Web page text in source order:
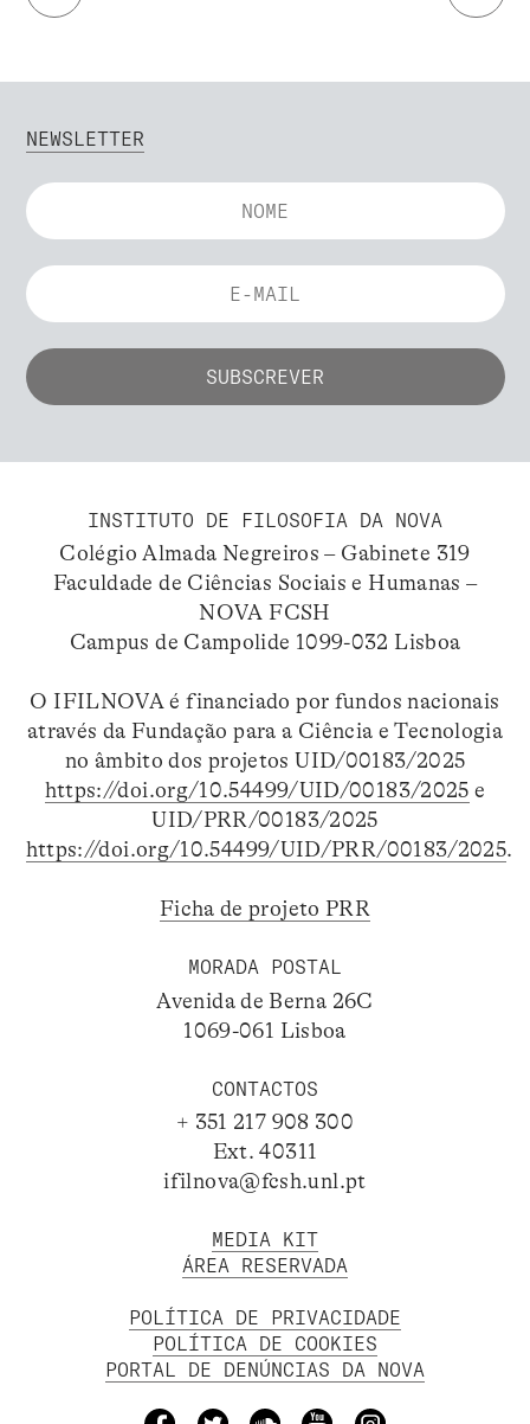
NEWSLETTER
INSTITUTO DE FILOSOFIA DA NOVA
Colégio Almada Negreiros – Gabinete 319
Faculdade de Ciências Sociais e Humanas –
NOVA FCSH
Campus de Campolide 1099-032 Lisboa
O IFILNOVA é financiado por fundos nacionais
através da Fundação para a Ciência e Tecnologia
no âmbito dos projetos UID/00183/2025
https://doi.org/10.54499/UID/00183/2025 e
UID/PRR/00183/2025
https://doi.org/10.54499/UID/PRR/00183/2025.
Ficha de projeto PRR
MORADA POSTAL
Avenida de Berna 26C
1069-061 Lisboa
CONTACTOS
+ 351 217 908 300
Ext. 40311
ifilnova@fcsh.unl.pt
MEDIA KIT
ÁREA RESERVADA
POLÍTICA DE PRIVACIDADE
POLÍTICA DE COOKIES
PORTAL DE DENÚNCIAS DA NOVA